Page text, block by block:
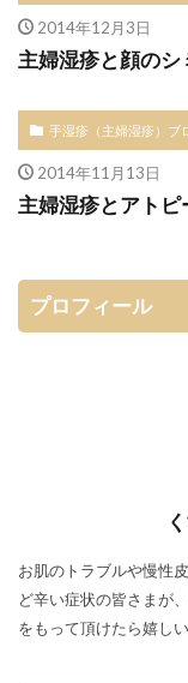
2014年12月3日
主婦湿疹と顔のシ
手湿疹（主婦湿疹）ブ
2014年11月13日
主婦湿疹とアトピ
プロフィール
お肌のトラブルや慢性
ど辛い症状の皆さまが
をもって頂け